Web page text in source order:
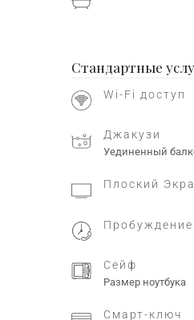
Стандартные
Wi-Fi доступ
Джакузи
Уединенный
Плоский
Сейф
Размер ноутбука
Смарт-ключ